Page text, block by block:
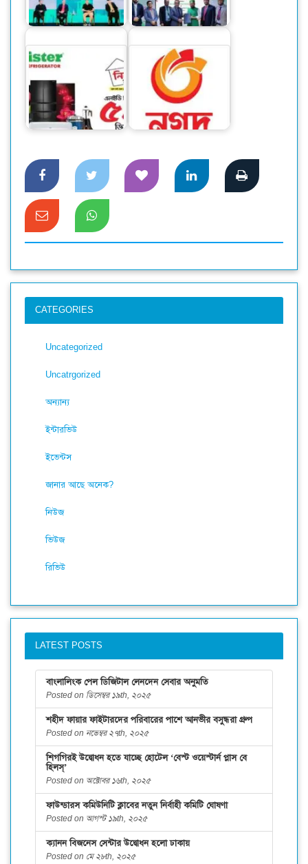
সিকিউরিটি উইকেন্ড
২০২৪
হাসপাতালের মাঝে
সমঝোতা
মিনিস্টারে চলছে
‘নির্বাচনি অফার’, টিভি-
ফ্রিজে ৫৩%…
প্রধানমন্ত্রীর শিক্ষা সহায়তা
এখন থেকে কেবল নগদে
CATEGORIES
Uncategorized
Uncatrgorized
অন্যান্য
ইন্টারভিউ
ইভেন্টস
জানার আছে অনেক?
নিউজ
ভিউজ
রিভিউ
LATEST POSTS
বাংলালিংক পেল ডিজিটাল লেনদেন সেবার অনুমতি
Posted on ডিসেম্বর ১৯th, ২০২৫
শহীদ ফায়ার ফাইটারদের পরিবারের পাশে আনভীর বসুন্ধরা গ্রুপ
Posted on নভেম্বর ২৭th, ২০২৫
শিগগিরই উদ্বোধন হতে যাচ্ছে হোটেল ‘বেস্ট ওয়েস্টার্ন প্লাস বে
হিলস্’
Posted on অক্টোবর ১৬th, ২০২৫
ফাউন্ডারস কমিউনিটি ক্লাবের নতুন নির্বাহী কমিটি ঘোষণা
Posted on আগস্ট ১৯th, ২০২৫
ক্যানন বিজনেস সেন্টার উদ্বোধন হলো ঢাকায়
Posted on মে ২৮th, ২০২৫